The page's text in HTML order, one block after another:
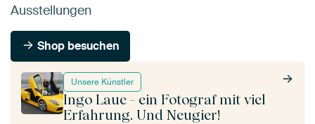
Unsere Künstler
Ingo Laue - ein Fotograf mit viel
Erfahrung. Und Neugier!
Ausstellungen
Shop besuchen